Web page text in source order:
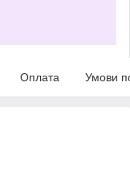
Оплата Умови